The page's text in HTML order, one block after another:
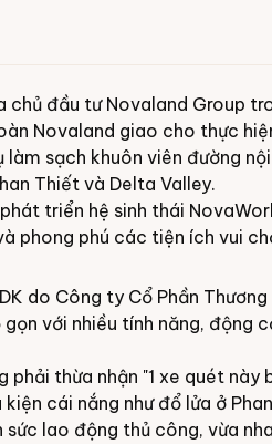
chất hồ vải Công nghiệp
đầu tư Novaland Group
Novaland giao cho thực
sạch khuôn viên đường
Thiết và Delta Valley.
triển hệ sinh thái
phong phú các tiện ích vui
do Công ty Cổ Phần
với nhiều tính năng, động
phải thừa nhận "1 xe quét
cái nắng như đổ lửa ở
lao động thủ công, vừa